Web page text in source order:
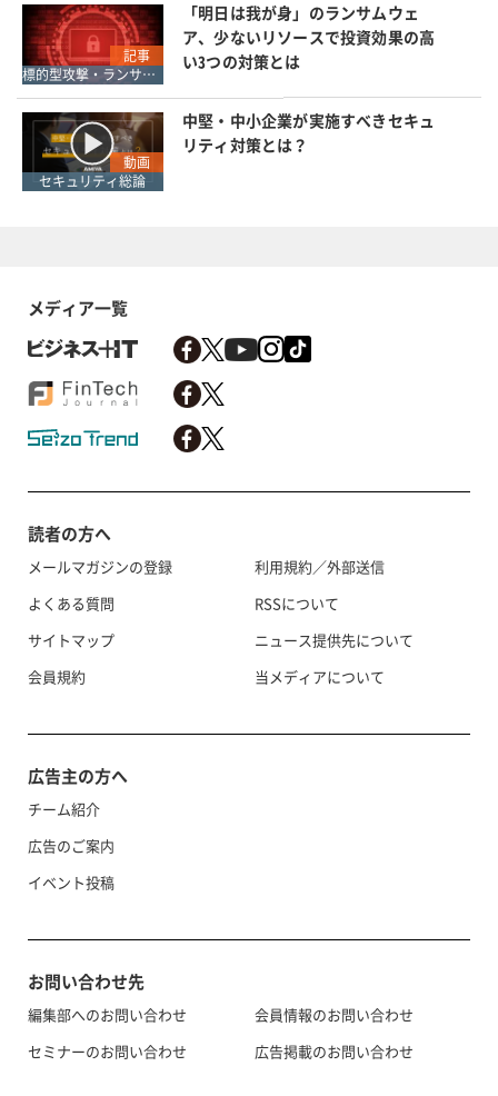
記事
標的型攻撃・ランサムウェア対策
「明日は我が身」のランサムウェ
ア、少ないリソースで投資効果の高
い3つの対策とは
動画
セキュリティ総論
中堅・中小企業が実施すべきセキュ
リティ対策とは？
メディア一覧
読者の方へ
メールマガジンの登録
よくある質問
サイトマップ
会員規約
利用規約／外部送信
RSSについて
ニュース提供先について
当メディアについて
広告主の方へ
チーム紹介
広告のご案内
イベント投稿
お問い合わせ先
編集部へのお問い合わせ
セミナーのお問い合わせ
会員情報のお問い合わせ
広告掲載のお問い合わせ